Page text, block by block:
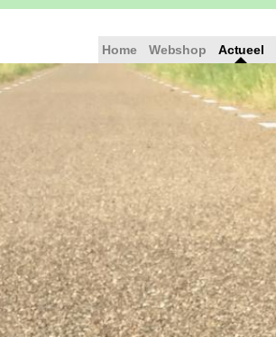
Home Webshop Actueel